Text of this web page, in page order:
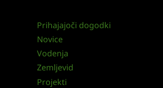
Prihajajoči dogodki
Novice
Vodenja
Zemljevid
Projekti